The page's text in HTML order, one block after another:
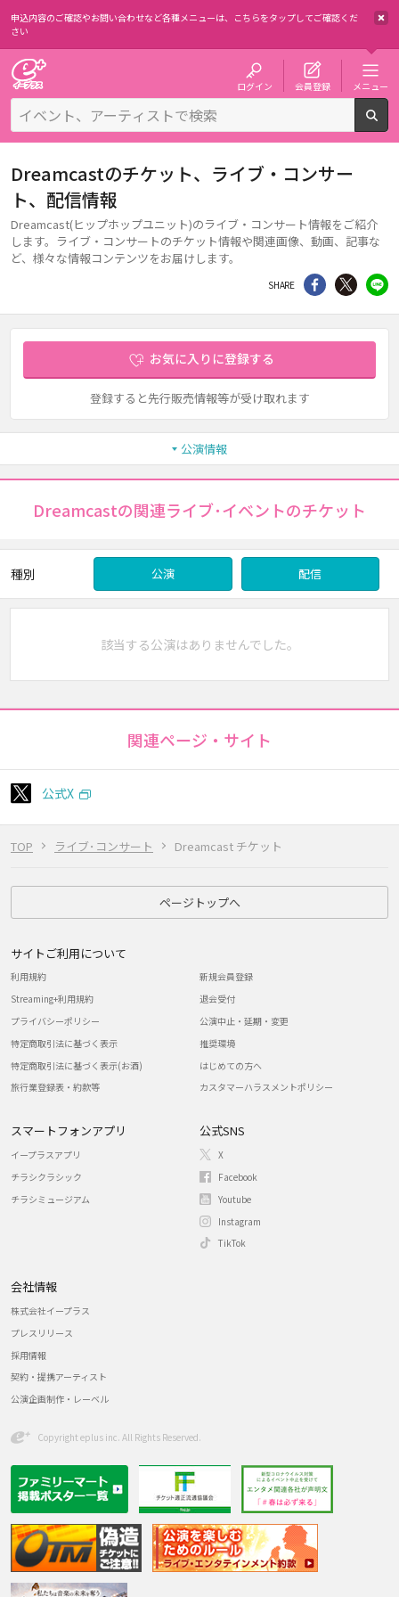
申込内容のご確認やお問い合わせなど各種メニューは、 こちらをタップしてご確認くだ
さい
ログイン 会員登録 メニュー
TOP ライブ･コンサート Dreamcast チケット
Dreamcastのチケット、ライブ・コンサー
ト、配信情報
Dreamcast(ヒップホップユニット)のライブ・コンサート情報をご紹介
します。ライブ・コンサートのチケット情報や関連画像、動画、記事な
ど、様々な情報コンテンツをお届けします。
SHARE シェア Twitter
お気に入りに登録する
登録すると先行販売情報等が受け取れます
公演情報
Dreamcastの関連ライブ･イベントのチケット
種別 公演 配信
該当する公演はありませんでした。
関連ページ・サイト
公式X
ページトップへ
サイトご利用について
利用規約
Streaming+利用規約
プライバシーポリシー
特定商取引法に基づく表示
特定商取引法に基づく表示(お酒)
旅行業登録表・約款等
新規会員登録
退会受付
公演中止・延期・変更
推奨環境
はじめての方へ
カスタマーハラスメントポリシー
スマートフォンアプリ
イープラスアプリ
チラシクラシック
チラシミュージアム
公式SNS
X
Facebook
Youtube
Instagram
TikTok
会社情報
株式会社イープラス
プレスリリース
採用情報
契約・提携アーティスト
公演企画制作・レーベル
Copyright eplus inc. All Rights Reserved.